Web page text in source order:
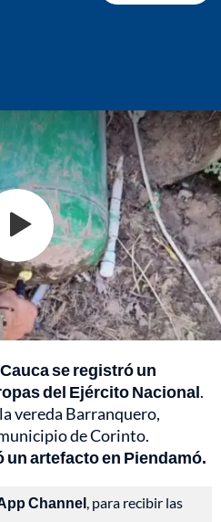
se registró un
del Ejército Nacional.
vereda Barranquero,
de Corinto.
artefacto en Piendamó.
Channel , para recibir las